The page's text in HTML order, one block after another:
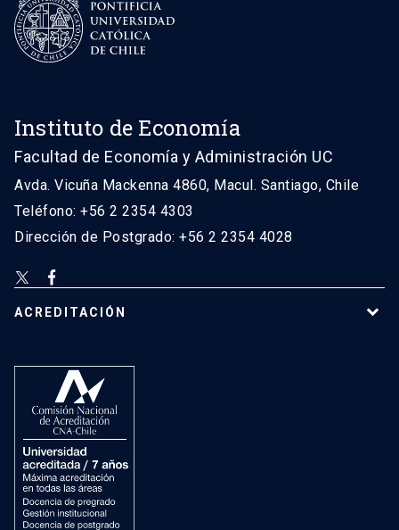
Instituto de Economía
Facultad de Economía y Administración UC
Avda. Vicuña Mackenna 4860, Macul. Santiago, Chile
Teléfono: +56 2 2354 4303
Dirección de Postgrado: +56 2 2354 4028
ACREDITACIÓN